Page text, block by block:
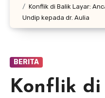
Konflik di Balik Layar:
Undip kepada dr. Aulia
BERITA
Konflik di